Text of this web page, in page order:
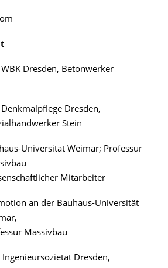
WBK Dresden, Betonwerker
Denkmalpflege Dresden,
Stein
Universität Weimar; Professur
Mitarbeiter
an der Bauhaus-Universität
Massivbau
Ingenieursozietät Dresden,